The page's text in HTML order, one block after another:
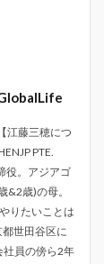
江藤三穂につ
PTE.
役。アジアゴ
&2歳)の母。
りたいことは
世田谷区に
員の傍ら2年